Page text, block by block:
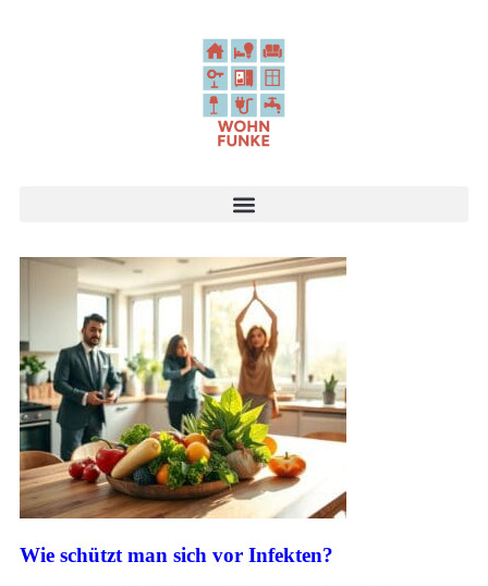
Wie schützt man sich vor Infekten?